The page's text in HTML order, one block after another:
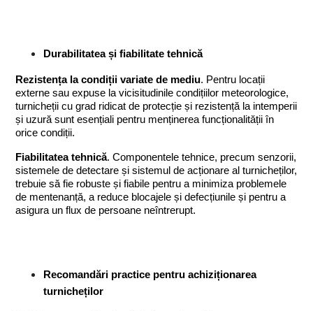
Durabilitatea și fiabilitate tehnică
Rezistența la condiții variate de mediu. Pentru locații
externe sau expuse la vicisitudinile condițiilor meteorologice,
turnicheții cu grad ridicat de protecție și rezistență la intemperii
și uzură sunt esențiali pentru menținerea funcționalității în
orice condiții.
Fiabilitatea tehnică. Componentele tehnice, precum senzorii,
sistemele de detectare și sistemul de acționare al turnicheților,
trebuie să fie robuste și fiabile pentru a minimiza problemele
de mentenanță, a reduce blocajele și defecțiunile și pentru a
asigura un flux de persoane neîntrerupt.
Recomandări practice pentru achiziționarea
turnicheților